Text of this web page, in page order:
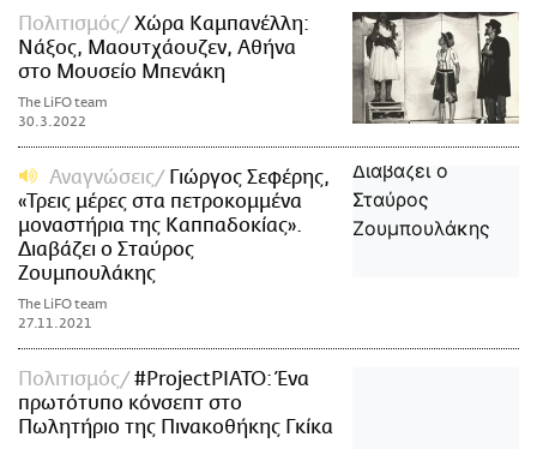
Πολιτισμός
Χώρα Καμπανέλλη:
Νάξος, Μαουτχάουζεν, Αθήνα
στο Μουσείο Μπενάκη
The LiFO team
30.3.2022
Αναγνώσεις
Γιώργος Σεφέρης,
«Τρεις μέρες στα πετροκομμένα
μοναστήρια της Καππαδοκίας».
Διαβάζει ο Σταύρος
Ζουμπουλάκης
The LiFO team
27.11.2021
Πολιτισμός
#ProjectPIATO: Ένα
πρωτότυπο κόνσεπτ στο
Πωλητήριο της Πινακοθήκης Γκίκα